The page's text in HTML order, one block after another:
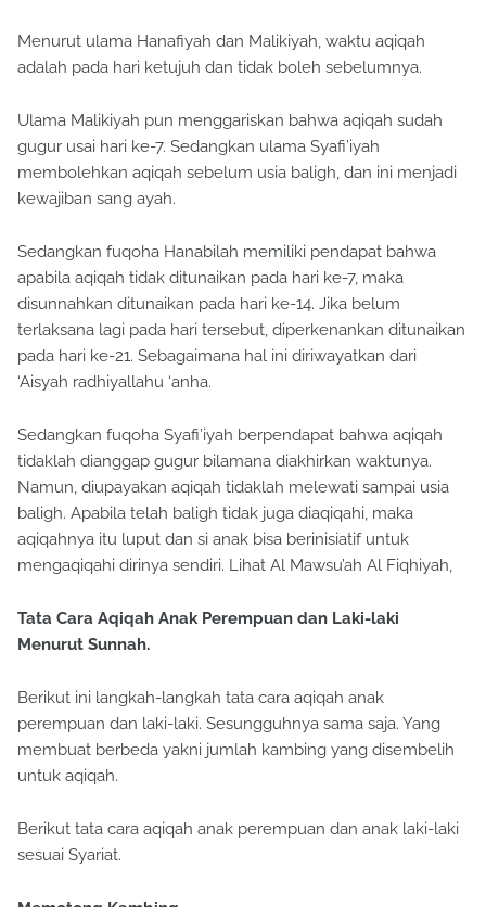
Menurut ulama Hanafiyah dan Malikiyah, waktu aqiqah
adalah pada hari ketujuh dan tidak boleh sebelumnya.
Ulama Malikiyah pun menggariskan bahwa aqiqah sudah
gugur usai hari ke-7. Sedangkan ulama Syafi’iyah
membolehkan aqiqah sebelum usia baligh, dan ini menjadi
kewajiban sang ayah.
Sedangkan fuqoha Hanabilah memiliki pendapat bahwa
apabila aqiqah tidak ditunaikan pada hari ke-7, maka
disunnahkan ditunaikan pada hari ke-14. Jika belum
terlaksana lagi pada hari tersebut, diperkenankan ditunaikan
pada hari ke-21. Sebagaimana hal ini diriwayatkan dari
‘Aisyah radhiyallahu ‘anha.
Sedangkan fuqoha Syafi’iyah berpendapat bahwa aqiqah
tidaklah dianggap gugur bilamana diakhirkan waktunya.
Namun, diupayakan aqiqah tidaklah melewati sampai usia
baligh. Apabila telah baligh tidak juga diaqiqahi, maka
aqiqahnya itu luput dan si anak bisa berinisiatif untuk
mengaqiqahi dirinya sendiri. Lihat Al Mawsu’ah Al Fiqhiyah,
Tata Cara Aqiqah Anak Perempuan dan Laki-laki
Menurut Sunnah.
Berikut ini langkah-langkah tata cara aqiqah anak
perempuan dan laki-laki. Sesungguhnya sama saja. Yang
membuat berbeda yakni jumlah kambing yang disembelih
untuk aqiqah.
Berikut tata cara aqiqah anak perempuan dan anak laki-laki
sesuai Syariat.